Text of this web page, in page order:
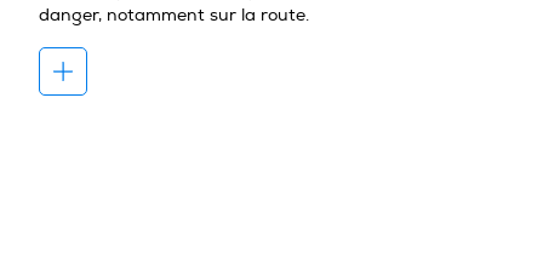
danger, notamment sur la route.